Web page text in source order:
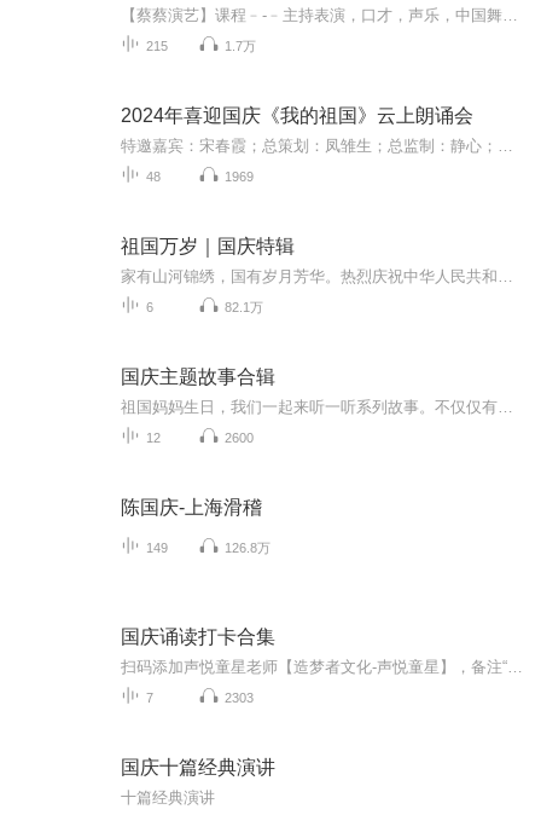
215 1.7万
2024年喜迎国庆《我的祖国》云上朗诵会
48 1969
祖国万岁｜国庆特辑
6 82.1万
国庆主题故事合辑
12 2600
陈国庆-上海滑稽
149 126.8万
国庆诵读打卡合集
7 2303
国庆十篇经典演讲
十篇经典演讲